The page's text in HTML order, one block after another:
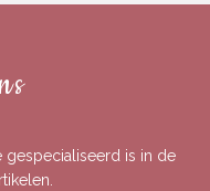
gespecialiseerd is in de